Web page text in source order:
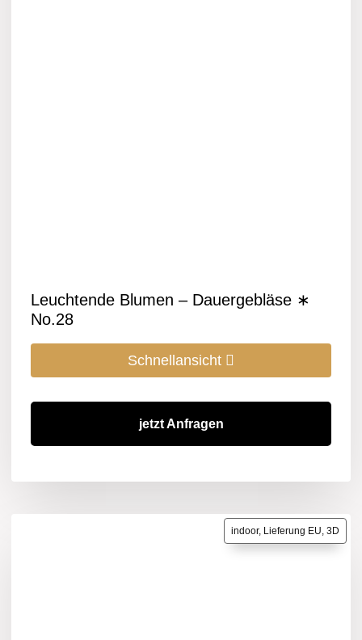
Leuchtende Blumen – Dauergebläse ∗
No.28
Schnellansicht
jetzt Anfragen
indoor, Lieferung EU, 3D